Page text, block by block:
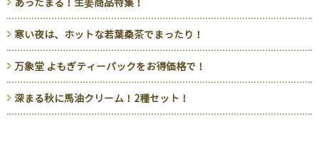
寒い夜は、ホットな若葉桑茶でまったり！
万象堂 よもぎティーパックをお得価格で！
深まる秋に馬油クリーム！2種セット！